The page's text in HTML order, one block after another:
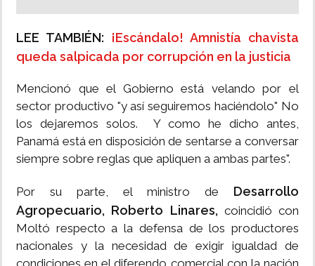
LEE TAMBIÉN: ¡Escándalo! Amnistía chavista
queda salpicada por corrupción en la justicia
Mencionó que el Gobierno está velando por el
sector productivo "y así seguiremos haciéndolo" No
los dejaremos solos. Y como he dicho antes,
Panamá está en disposición de sentarse a conversar
siempre sobre reglas que apliquen a ambas partes".
Por su parte, el ministro de Desarrollo
Agropecuario, Roberto Linares, coincidió con
Moltó respecto a la defensa de los productores
nacionales y la necesidad de exigir igualdad de